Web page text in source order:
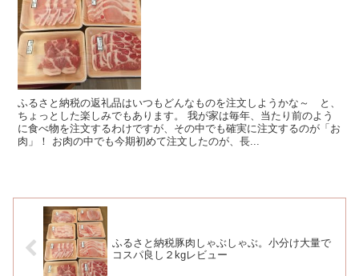
ふるさと納税の返礼品はいつもどんなものを注文しようかな～ と、
ちょっとした楽しみでもあります。 我が家は毎年、当たり前のよう
に食べ物を注文するわけですが、その中でも確実に注文するのが「お
肉」！ お肉の中でも今期初めて注文したのが、長...
ふるさと納税豚肉しゃぶしゃぶ。小分け大量で
コスパ良し２kgレビュー